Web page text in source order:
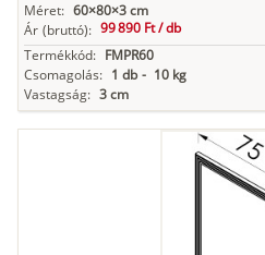
Méret: 60×80×3 cm
Ár (bruttó): 99 890 Ft /db
Termékkód: FMPR60
Csomagolás: 1 db - 10 kg
Vastagság: 3 cm